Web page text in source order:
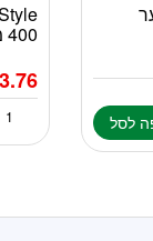
לסל
400 מ”ל